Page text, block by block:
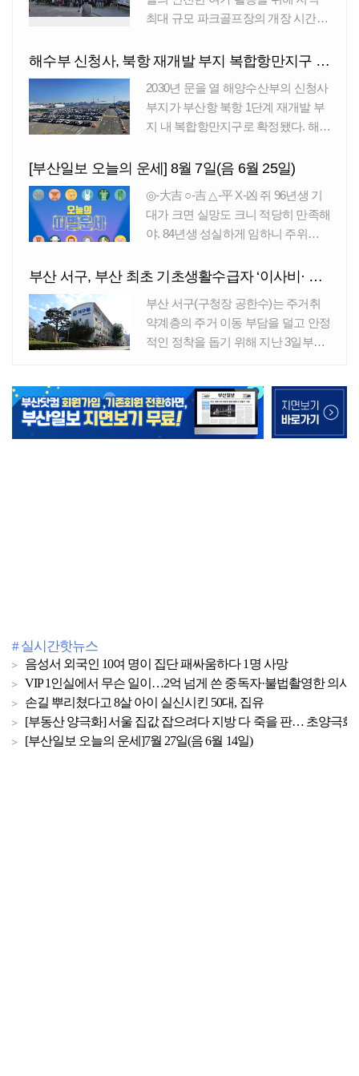
# 실시간핫뉴스
음성서 외국인 10여 명이 집단 패싸움하다 1명 사망
VIP 1인실에서 무슨 일이…2억 넘게 쓴 중독자·불법촬영한 의사
손길 뿌리쳤다고 8살 아이 실신시킨 50대, 집유
[부동산 양극화] 서울 집값 잡으려다 지방 다 죽을 판… 초양극화
[부산일보 오늘의 운세]7월 27일(음 6월 14일)